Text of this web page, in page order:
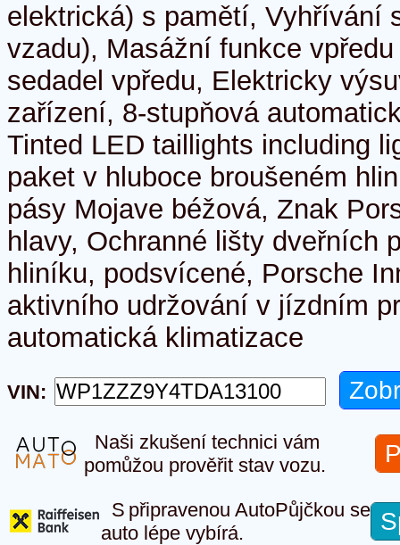
elektrická) s pamětí, Vyhřívání
vzadu), Masážní funkce
sedadel vpředu, Elektricky
zařízení, 8-stupňová
Tinted LED taillights including
paket v hluboce broušeném
pásy Mojave béžová, Znak
hlavy, Ochranné lišty dveřních
hliníku, podsvícené, Porsche
aktivního udržování v jízdním
automatická klimatizace
VIN:
Naši zkušení technici vám
pomůžou prověřit stav vozu.
S připravenou AutoPůjčkou se
auto lépe vybírá.